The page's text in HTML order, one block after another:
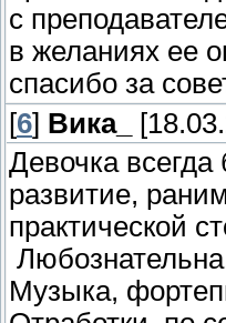
с
в желаниях ее
спасибо за
[6] Вика_
Девочка всегда
развитие,
практической
Музыка,